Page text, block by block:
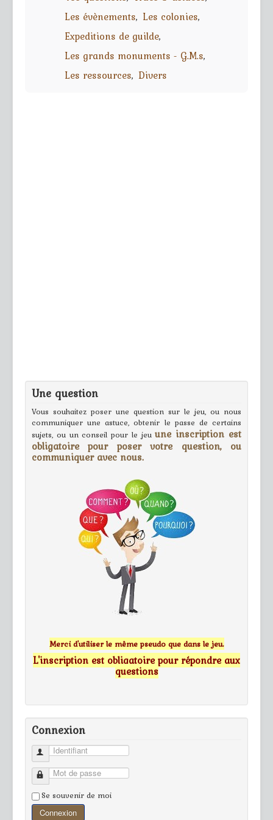
Les évènements Les colonies
Expeditions de guilde
Les grands monuments - G.M.s
Les ressources Divers
Une question
Vous souhaitez poser une question sur le jeu, ou nous
communiquer une astuce, obtenir le passe de certains
sujets, ou un conseil pour le jeuune inscription est
obligatoire pour poser votre question, ou
communiquer avec nous.
Merci d'utiliser le même pseudo que dans le jeu.
L'inscription est obligatoire pour répondre aux
questions
Connexion
Identifiant
Mot de passe
Se souvenir de moi
Connexion